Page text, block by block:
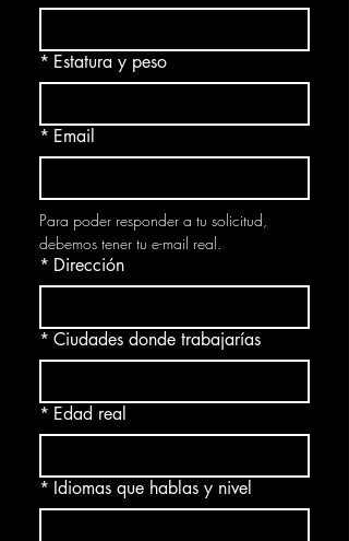
* Estatura y peso
* Email
Para poder responder a tu solicitud,
debemos tener tu e-mail real.
* Dirección
* Ciudades donde trabajarías
* Edad real
* Idiomas que hablas y nivel